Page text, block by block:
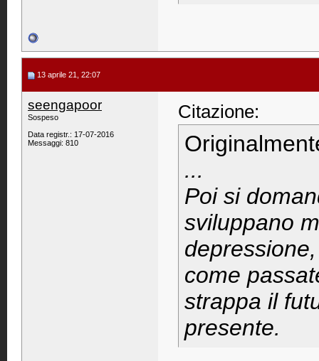
13 aprile 21, 22:07
seengapoor
Sospeso
Data registr.: 17-07-2016
Messaggi: 810
Citazione:
...
Poi si
sviluppano
come
strappa il
presente.